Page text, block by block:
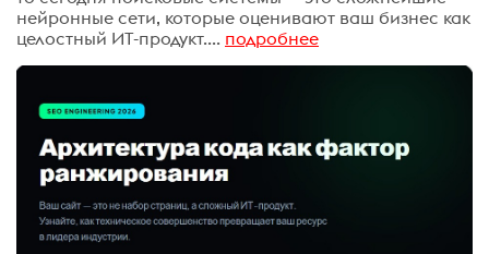
нейронные сети, которые оценивают ваш бизнес как
целостный ИТ-продукт.... подробнее